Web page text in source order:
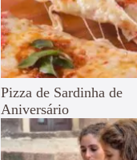
Pizza de Sardinha de
Aniversário